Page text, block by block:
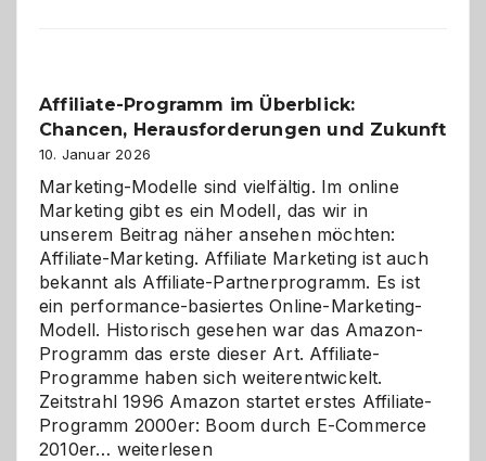
Affiliate-Programm im Überblick:
Chancen, Herausforderungen und Zukunft
10. Januar 2026
Marketing-Modelle sind vielfältig. Im online
Marketing gibt es ein Modell, das wir in
unserem Beitrag näher ansehen möchten:
Affiliate-Marketing. Affiliate Marketing ist auch
bekannt als Affiliate-Partnerprogramm. Es ist
ein performance-basiertes Online-Marketing-
Modell. Historisch gesehen war das Amazon-
Programm das erste dieser Art. Affiliate-
Programme haben sich weiterentwickelt.
Zeitstrahl 1996 Amazon startet erstes Affiliate-
Programm 2000er: Boom durch E-Commerce
2010er… Affiliate-
weiterlesen